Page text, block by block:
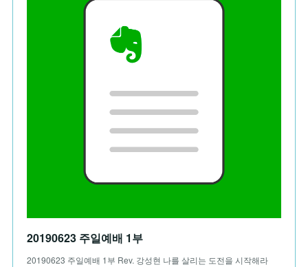
20190623 주일예배 1부
20190623 주일예배 1부 Rev. 강성현 나를 살리는 도전을 시작해라